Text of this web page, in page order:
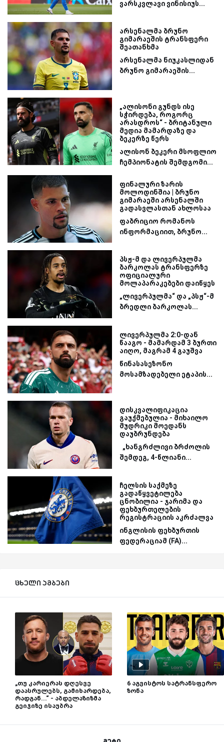
ვარსკვლავი ვინისიუს...
არსენალმა ბრუნო
გიმარაეშის ტრანსფერი
შეათანხმა
არსენალმა ნიუკასლიდან
ბრუნო გიმარაეშის...
„ალისონი გუნდს ისე
სჭირდება, როგორც
არასდროს“ - ბრიტანული
მედია მამარდაზე და
ბეკერზე წერს
ალისონ ბეკერი მსოფლიო
ჩემპიონატის შემდგომი...
ფინალური ზარის
მოლოდინშია | ბრუნო
გიმარაეში არსენალში
გადასვლასთან ახლოსაა
ფაბრიციო რომანოს
ინფორმაციით, ბრუნო...
პსჟ-მ და ლივერპულმა
ბარკოლას ტრანსფერზე
ოფიციალური
მოლაპარაკებები დაიწყეს
„ლივერპულმა“ და „პსჟ“-მ
ბრედლი ბარკოლას...
ლივერპულმა 2:0-დან
წააგო - მამარდამ 3 ბურთი
აიღო, მაგრამ 4 გაუშვა
წინასასეზონო
მოსამზადებელი ეტაპის...
დისკვალიფიკაცია
გაუქმებულია - მიხაილო
მუდრიკი მოედანს
დაუბრუნდება
„ხანგრძლივი ბრძოლის
შემდეგ, 4-წლიანი...
ჩელსის საქმეზე
გადაწყვეტილება
ცნობილია - ჯარიმა და
ფეხბურთელების
რეგისტრაციის აკრძალვა
ინგლისის ფეხბურთის
ფედერაციამ (FA)...
ცხელი ამბები
„თუ კარიერას დღესვე
დაასრულებს, გამიხარდება,
რადგან...“ - აბდელაზიზმა
გეიჯიზე ისაუბრა
6 აგვისტოს სატრანსფერო
ზონა